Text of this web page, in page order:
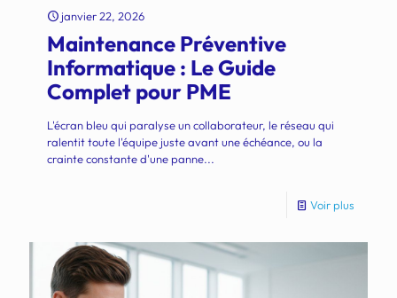
janvier 22, 2026
Maintenance Préventive
Informatique : Le Guide
Complet pour PME
L'écran bleu qui paralyse un collaborateur, le réseau qui
ralentit toute l'équipe juste avant une échéance, ou la
crainte constante d'une panne...
Voir plus